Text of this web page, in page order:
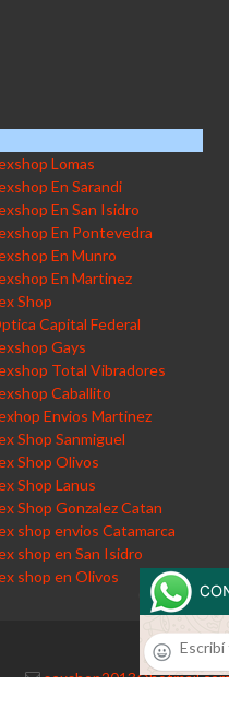
Lomas
En Sarandi
En San Isidro
En Pontevedra
En Munro
En Martinez
Shop
Capital Federal
Gays
Total Vibradores
Caballito
Envios Martinez
Shop Sanmiguel
Shop Olivos
Shop Lanus
Shop Gonzalez Catan
shop envios Catamarca
shop en San Isidro
shop en Olivos